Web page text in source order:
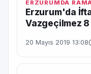
ERZURUMDA
Erzurum'da
Vazgeçilmez
20 Mayıs 2019 13:08